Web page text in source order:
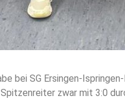
bei SG Ersingen-
zwar mit 3:0